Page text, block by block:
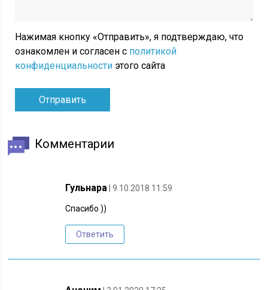
Нажимая кнопку «Отправить», я подтверждаю, что
ознакомлен и согласен с политикой
конфиденциальности этого сайта
Комментарии
Гульнара | 9.10.2018 11:59
Спасибо ))
Ответить